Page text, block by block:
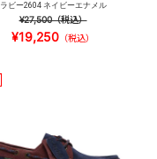
ラビー2604 ネイビーエナメル
¥27,500（税込）
¥19,250 （税込）